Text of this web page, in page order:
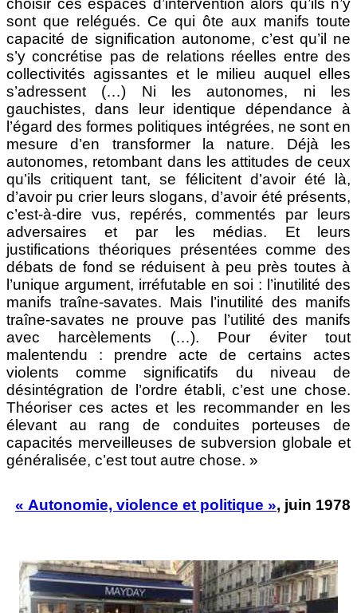
choisir ces espaces d’intervention alors qu’ils n’y
sont que relégués. Ce qui ôte aux manifs toute
capacité de signification autonome, c’est qu’il ne
s’y concrétise pas de relations réelles entre des
collectivités agissantes et le milieu auquel elles
s’adressent (…) Ni les autonomes, ni les
gauchistes, dans leur identique dépendance à
l’égard des formes politiques intégrées, ne sont en
mesure d’en transformer la nature. Déjà les
autonomes, retombant dans les attitudes de ceux
qu’ils critiquent tant, se félicitent d’avoir été là,
d’avoir pu crier leurs slogans, d’avoir été présents,
c’est-à-dire vus, repérés, commentés par leurs
adversaires et par les médias. Et leurs
justifications théoriques présentées comme des
débats de fond se réduisent à peu près toutes à
l’unique argument, irréfutable en soi : l’inutilité des
manifs traîne-savates. Mais l’inutilité des manifs
traîne-savates ne prouve pas l’utilité des manifs
avec harcèlements (…). Pour éviter tout
malentendu : prendre acte de certains actes
violents comme significatifs du niveau de
désintégration de l’ordre établi, c’est une chose.
Théoriser ces actes et les recommander en les
élevant au rang de conduites porteuses de
capacités merveilleuses de subversion globale et
généralisée, c’est tout autre chose. »
« Autonomie, violence et politique », juin 1978